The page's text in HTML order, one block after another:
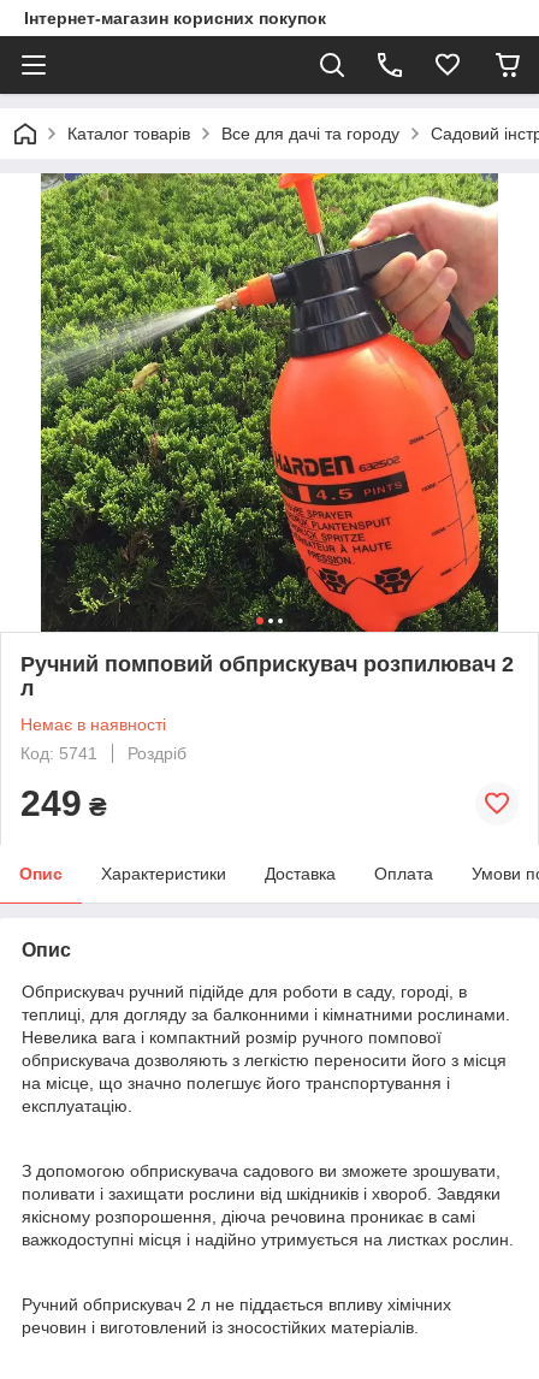
Інтернет-магазин корисних покупок
Каталог товарів Все для дачі та городу Садовий
Ручний помповий обприскувач розпилювач 2
л
Немає в наявності
Код: 5741
Роздріб
249 ₴
Опис Характеристики Доставка Оплата Умови
Опис
Обприскувач ручний підійде для роботи в саду, городі, в
теплиці, для догляду за балконними і кімнатними рослинами.
Невелика вага і компактний розмір ручного помпової
обприскувача дозволяють з легкістю переносити його з місця
на місце, що значно полегшує його транспортування і
експлуатацію.
З допомогою обприскувача садового ви зможете зрошувати,
поливати і захищати рослини від шкідників і хвороб. Завдяки
якісному розпорошення, діюча речовина проникає в самі
важкодоступні місця і надійно утримується на листках рослин.
Ручний обприскувач 2 л не піддається впливу хімічних
речовин і виготовлений із зносостійких матеріалів.